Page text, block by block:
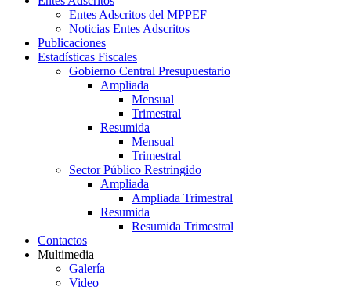
Entes Adscritos del MPPEF
Noticias Entes Adscritos
Publicaciones
Estadísticas Fiscales
Gobierno Central Presupuestario
Ampliada
Mensual
Trimestral
Resumida
Mensual
Trimestral
Sector Público Restringido
Ampliada
Ampliada Trimestral
Resumida
Resumida Trimestral
Contactos
Multimedia
Galería
Video